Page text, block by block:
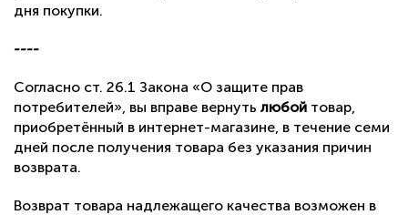
дня покупки.
----
Согласно ст. 26.1 Закона «О защите прав
потребителей», вы вправе вернуть любой товар,
приобретённый в интернет-магазине, в течение семи
дней после получения товара без указания причин
возврата.
Возврат товара надлежащего качества возможен в